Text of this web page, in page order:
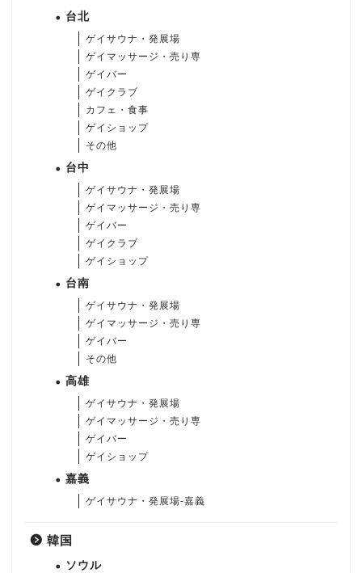
台北
ゲイサウナ・発展場
ゲイマッサージ・売り専
ゲイバー
ゲイクラブ
カフェ・食事
ゲイショップ
その他
台中
ゲイサウナ・発展場
ゲイマッサージ・売り専
ゲイバー
ゲイクラブ
ゲイショップ
台南
ゲイサウナ・発展場
ゲイマッサージ・売り専
ゲイバー
その他
高雄
ゲイサウナ・発展場
ゲイマッサージ・売り専
ゲイバー
ゲイショップ
嘉義
ゲイサウナ・発展場-嘉義
韓国
ソウル